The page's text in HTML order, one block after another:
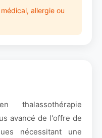
allergie ou
avancé de l'offre de
nécessitant une